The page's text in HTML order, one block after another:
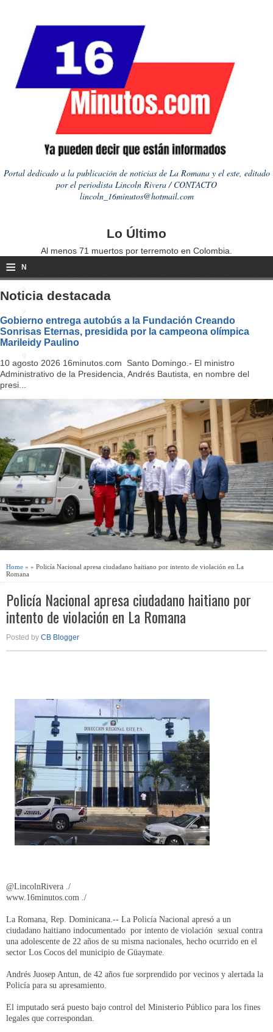
Portal dedicado a la publicación de noticias de La Romana y el este, editado
por el periodista Lincoln Rivera / CONTACTO
lincoln_16minutos@hotmail.com
Lo Último
Al menos 71 muertos por terremoto en Colombia.
≡ N
a
i
a
ti
n
Noticia destacada
Gobierno entrega autobús a la Fundación Creando
Sonrisas Eternas, presidida por la campeona olímpica
Marileidy Paulino
10 agosto 2026 16minutos.com Santo Domingo.- El ministro
Administrativo de la Presidencia, Andrés Bautista, en nombre del
presi...
Home » » Policía Nacional apresa ciudadano haitiano por intento de violación en La
Romana
Policía Nacional apresa ciudadano haitiano por
intento de violación en La Romana
Posted by CB Blogger
@LincolnRivera ./
www.16minutos.com ./
La Romana, Rep. Dominicana.-- La Policía Nacional apresó a un
ciudadano haitiano indocumentado por intento de violación sexual contra
una adolescente de 22 años de su misma nacionales, hecho ocurrido en el
sector Los Cocos del municipio de Güaymate.
Andrés Juosep Antun, de 42 años fue sorprendido por vecinos y alertada la
Policía para su apresamiento.
El imputado será puesto bajo control del Ministerio Público para los fines
legales que correspondan.